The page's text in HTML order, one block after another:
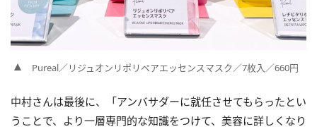
Pureal／リジュオンリポリペアエッセンスマスク／7枚入／660円
中村さんは最後に、「アンバサダーに就任させてもらったとい
うことで、より一層専門的な知識をつけて、美容に詳しくなり